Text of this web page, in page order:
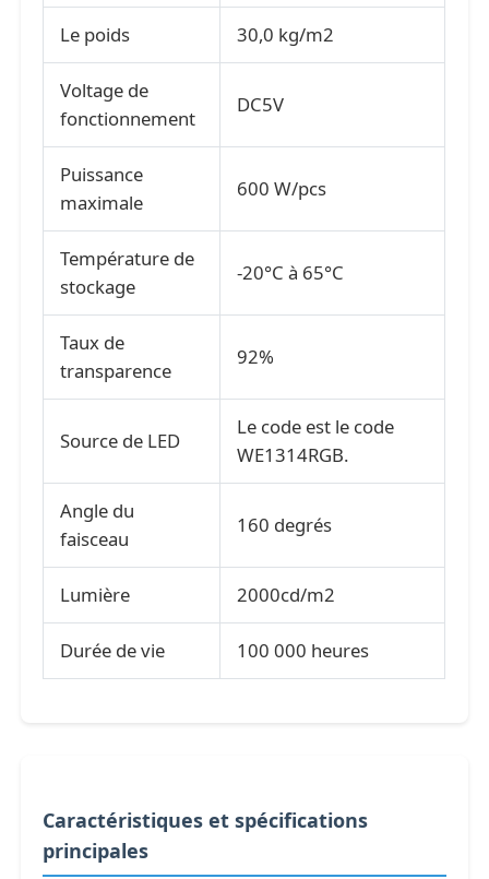
Écran d'affichage transparent
Le poids 30,0 kg/m2
Voltage de
fonctionnement
DC5V
Puissance
maximale
600 W/pcs
Température de
stockage
-20°C à 65°C
Taux de
transparence
92%
Source de LED
Le code est le code
WE1314RGB.
Angle du
faisceau
160 degrés
Lumière 2000cd/m2
Durée de vie 100 000 heures
Caractéristiques et spécifications
principales